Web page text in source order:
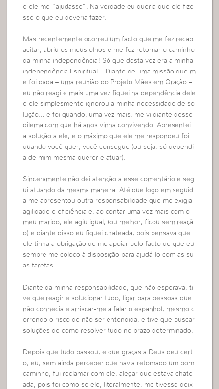
e ele me “ajudasse”. Na verdade eu queria que ele fize
sse o que eu deveria fazer.
Mas recentemente ocorreu um facto que me fez recap
acitar, abriu os meus olhos e me fez retomar o caminho
da minha independência! Só que desta vez era a minha
independência Espiritual… Diante de uma missão que m
e foi dada – uma reunião do Projeto Mães em Oração –
eu não reagi e mais uma vez fiquei na dependência dele
e ele simplesmente ignorou a minha necessidade de so
lução… e foi quando, uma vez mais, me vi diante desse
dilema com que há anos vinha convivendo. Apresentei
a solução a ele, e o máximo que ele me respondeu foi:
quando você quer, você consegue (ou seja, só dependi
a de mim mesma querer e atuar).
Sinceramente não dei atenção a esse comentário e seg
ui atuando da mesma maneira. Até que logo em seguid
a me apresentou outra responsabilidade que me exigia
agilidade e eficiência e, ao contar uma vez mais com o
meu marido, ele agiu igual, (ou melhor, ficou sem reaçã
o) e diante disso eu fiquei chateada, pois pensava que
ele tinha a obrigação de me apoiar pelo facto de que eu
sempre me coloco à disposição para ajudá-lo com as su
as tarefas…
Diante da minha responsabilidade, que não esperava, ti
ve que reagir e solucionar tudo, ligar para pessoas que
não conhecia e arriscar-me a falar o espanhol, mesmo c
orrendo o risco de não ser entendida, e tive que buscar
soluções de como resolver tudo no prazo determinado.
Depois que tudo passou, e que graças a Deus deu cert
o, eu, sem ainda perceber que havia retomado um bom
caminho, fui reclamar com ele, alegar que estava chate
ada, pois foi como se ele, literalmente, me tivesse deix